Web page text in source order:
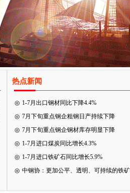
热点新闻
◎ 1-7月出口钢材同比下降4.4%
◎ 7月下旬重点钢企粗钢日产持续下降
◎ 7月下旬重点钢企钢材库存明显下降
◎ 1-7月进口煤炭同比增长4.3%
◎ 1-7月进口铁矿石同比增长5.9%
◎ 中钢协：更加公平、透明、可持续的铁